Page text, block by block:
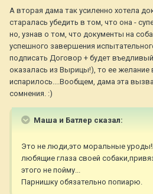
А вторая дама так усиленно хотела
старалась убедить в том, что она -
но, узнав о том, что документы на
успешного завершения
подписать Договор + будет
оказалась из Вырицы!), то ее желание
испарилось....Вообщем, дама эта
сомнения. :)
Маша и Батлер сказал:
Это не люди,это моральные
любящие глаза своей
этого не пойму...
Парнишку обязательно попиарю.